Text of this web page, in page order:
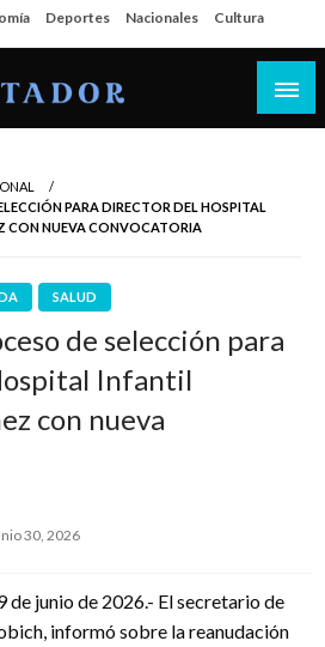
Deportes Nacionales Cultura
PARA DIRECTOR DEL HOSPITAL
CON NUEVA CONVOCATORIA
SALUD
de selección para
Infantil
con nueva
30, 2026
de junio de 2026.- El secretario de
informó sobre la reanudación